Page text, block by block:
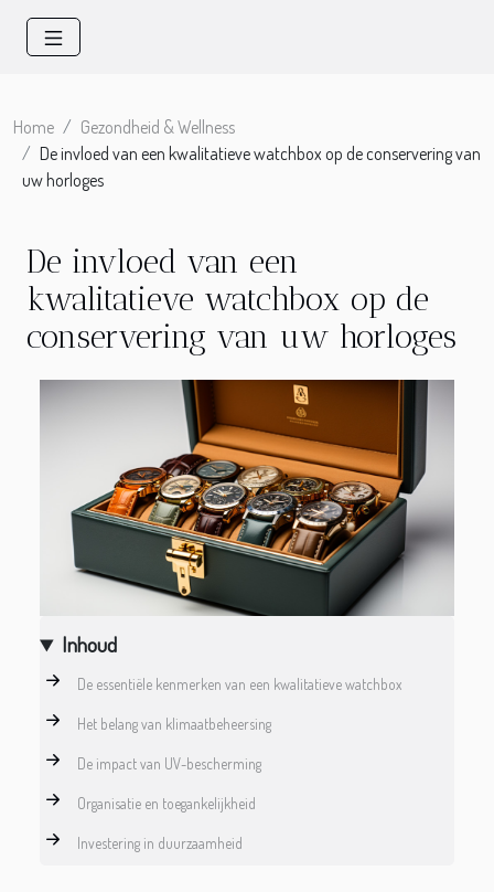
Home
Gezondheid & Wellness
De invloed van een kwalitatieve watchbox op de conservering van
uw horloges
De invloed van een
kwalitatieve watchbox op de
conservering van uw horloges
Inhoud
De essentiële kenmerken van een kwalitatieve watchbox
Het belang van klimaatbeheersing
De impact van UV-bescherming
Organisatie en toegankelijkheid
Investering in duurzaamheid